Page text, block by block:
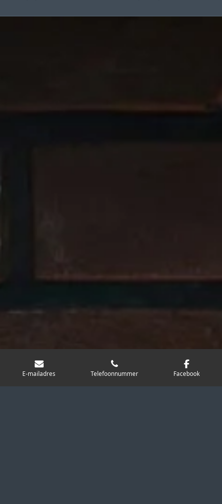
E-mailadres Telefoonnummer Facebook